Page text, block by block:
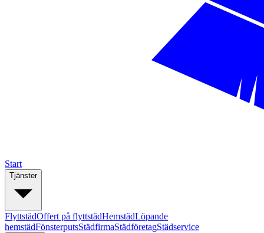
Start
Tjänster
FlyttstädOffert på flyttstädHemstädLöpande
hemstädFönsterputsStädfirmaStädföretagStädservice